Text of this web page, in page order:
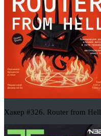
Хакер #326. Router from Hell